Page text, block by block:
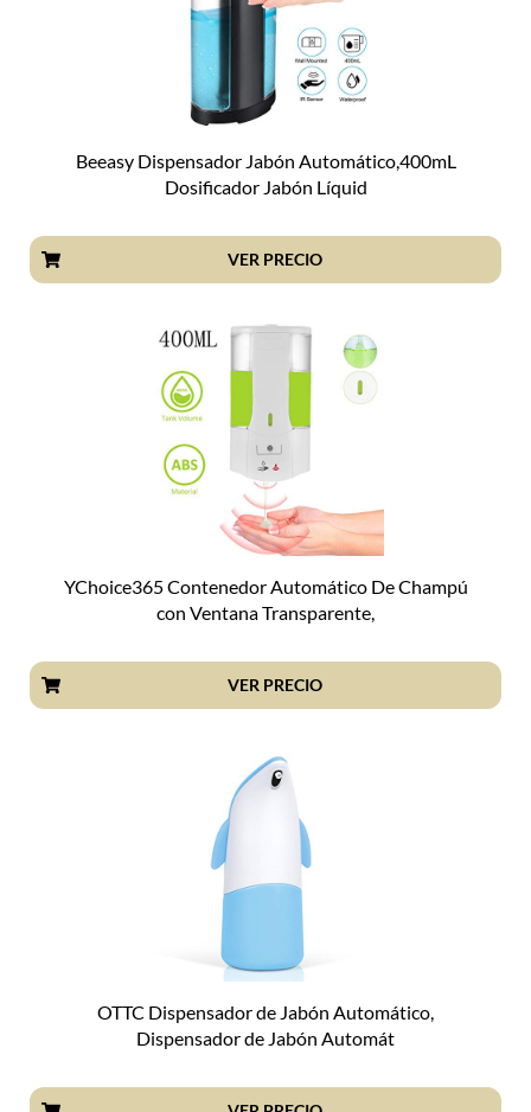
Beeasy Dispensador Jabón Automático,400mL
Dosificador Jabón Líquid
VER PRECIO
YChoice365 Contenedor Automático De Champú
con Ventana Transparente,
VER PRECIO
OTTC Dispensador de Jabón Automático,
Dispensador de Jabón Automát